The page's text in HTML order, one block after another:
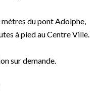
du pont Adolphe,
à pied au Centre Ville.
sur demande.